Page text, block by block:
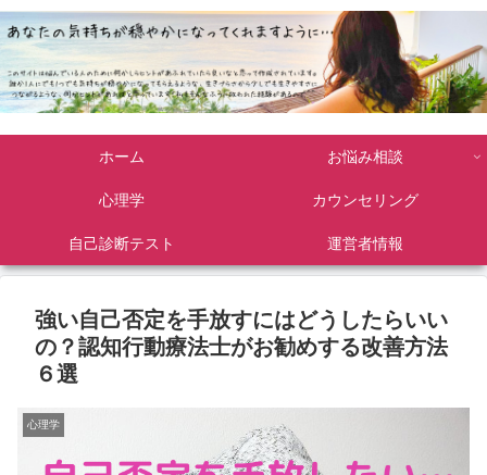
ホーム お悩み相談
心理学 カウンセリング
自己診断テスト 運営者情報
強い自己否定を手放すにはどうしたらいい
の？認知行動療法士がお勧めする改善方法
６選
心理学